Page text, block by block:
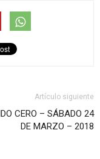
Artículo siguiente
CERO – SÁBADO 24
DE MARZO – 2018